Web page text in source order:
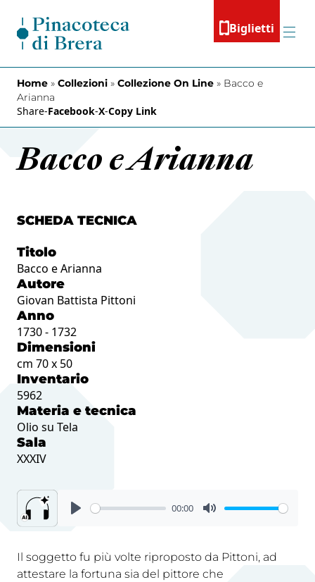
Biglietti
Menu
Home » Collezioni » Collezione On Line » Bacco e
Arianna
Share-Facebook-X-Copy Link
Bacco e Arianna
SCHEDA TECNICA
Titolo
Bacco e Arianna
Autore
Giovan Battista Pittoni
Anno
1730 - 1732
Dimensioni
cm 70 x 50
Inventario
5962
Materia e tecnica
Olio su Tela
Sala
XXXIV
00:00
Il soggetto fu più volte riproposto da Pittoni, ad
attestare la fortuna sia del pittore che